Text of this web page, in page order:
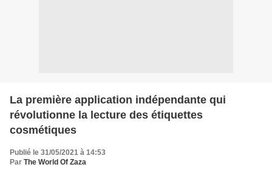
La première application indépendante qui
révolutionne la lecture des étiquettes
cosmétiques
Publié le 31/05/2021 à 14:53
Par The World Of Zaza